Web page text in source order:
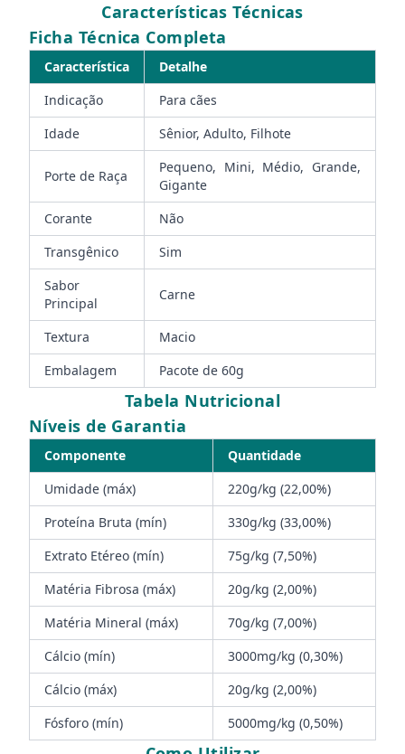
Características Técnicas
Ficha Técnica Completa
Característica
Detalhe
Indicação
Para cães
Idade
Sênior, Adulto, Filhote
Porte de Raça
Pequeno, Mini, Médio, Grande,
Gigante
Corante
Não
Transgênico
Sim
Sabor
Principal
Carne
Textura
Macio
Embalagem
Pacote de 60g
Tabela Nutricional
Níveis de Garantia
Componente
Quantidade
Umidade (máx)
220g/kg (22,00%)
Proteína Bruta (mín)
330g/kg (33,00%)
Extrato Etéreo (mín)
75g/kg (7,50%)
Matéria Fibrosa (máx)
20g/kg (2,00%)
Matéria Mineral (máx)
70g/kg (7,00%)
Cálcio (mín)
3000mg/kg (0,30%)
Cálcio (máx)
20g/kg (2,00%)
Fósforo (mín)
5000mg/kg (0,50%)